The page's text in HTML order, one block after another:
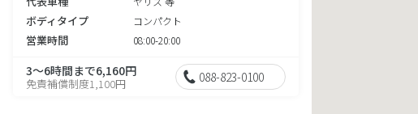
ボディタイプ コンパクト
営業時間 08:00-20:00
3～6時間まで6,160円
免責補償制度1,100円 088-823-0100